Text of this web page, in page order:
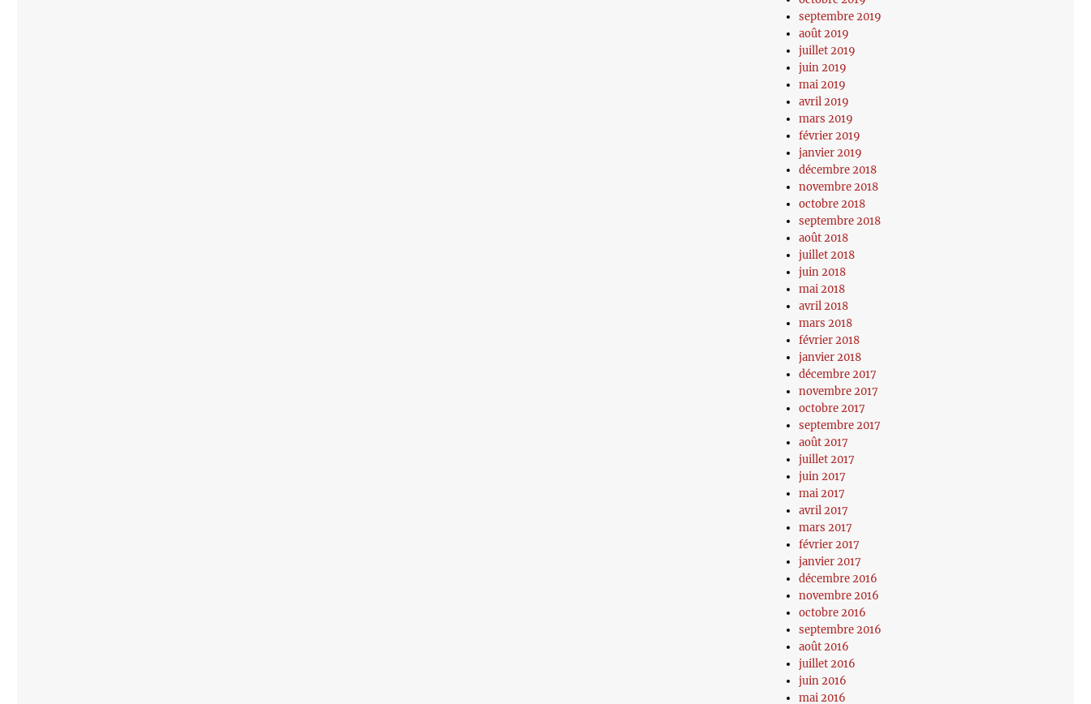
septembre 2019
août 2019
juillet 2019
juin 2019
mai 2019
avril 2019
mars 2019
février 2019
janvier 2019
décembre 2018
novembre 2018
octobre 2018
septembre 2018
août 2018
juillet 2018
juin 2018
mai 2018
avril 2018
mars 2018
février 2018
janvier 2018
décembre 2017
novembre 2017
octobre 2017
septembre 2017
août 2017
juillet 2017
juin 2017
mai 2017
avril 2017
mars 2017
février 2017
janvier 2017
décembre 2016
novembre 2016
octobre 2016
septembre 2016
août 2016
juillet 2016
juin 2016
mai 2016